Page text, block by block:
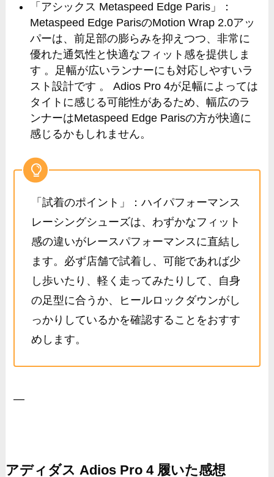
「アシックス Metaspeed Edge Paris」：
Metaspeed Edge ParisのMotion Wrap 2.0アッ
パーは、前足部の膨らみを抑えつつ、非常に
優れた通気性と快適なフィット感を提供しま
す 。足幅が広いランナーにも対応しやすいラ
スト設計です 。 Adios Pro 4が足幅によっては
タイトに感じる可能性があるため、幅広のラ
ンナーはMetaspeed Edge Parisの方が快適に
感じるかもしれません。
「試着のポイント」：ハイパフォーマンス
レーシングシューズは、わずかなフィット
感の違いがレースパフォーマンスに直結し
ます。必ず店舗で試着し、可能であれば少
し歩いたり、軽く走ってみたりして、自身
の足型に合うか、ヒールロックダウンがし
っかりしているかを確認することをおすす
めします。
—
アディダス Adios Pro 4 履いた感想